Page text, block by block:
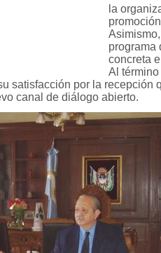
la
programa
concreta
Al
satisfacción por la recepción
canal de diálogo abierto.